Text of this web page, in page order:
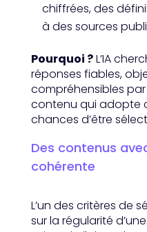
chiffrées, des
à des sources
Pourquoi ?L’IA
réponses fiables,
compréhensibles par
contenu qui adopte
chances d’être
Des contenus
cohérente
L’un des critères de
sur la régularité